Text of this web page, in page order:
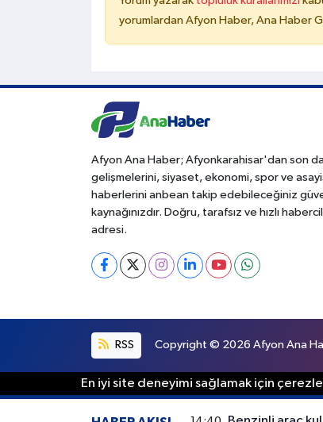
yorumlardan Afyon Haber, Ana Haber
Afyon Ana Haber; Afyonkarahisar'dan son
gelişmelerini, siyaset, ekonomi, spor ve
haberlerini anbean takip edebileceğiniz
kaynağınızdır. Doğru, tarafsız ve hızlı
adresi.
RSS Copyright © 2026 Afyon Ana
En iyi site deneyimi sağlamak için